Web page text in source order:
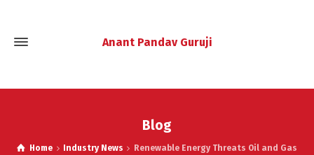
Anant Pandav Guruji
Blog
Home Industry News
Renewable Energy Threats Oil and Gas